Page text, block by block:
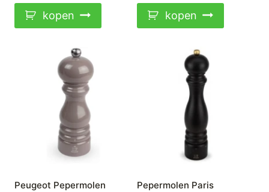
kopen kopen
Peugeot Pepermolen
Pepermolen Paris